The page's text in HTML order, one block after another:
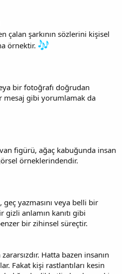
çalan şarkının sözlerini kişisel
örnektir.
bir fotoğrafı doğrudan
gibi yorumlamak da
figürü, ağaç kabuğunda insan
örneklerindendir.
yazmasını veya belli bir
gizli anlamın kanıtı gibi
bir zihinsel süreçtir.
Hatta bazen insanın
Fakat kişi rastlantıları kesin